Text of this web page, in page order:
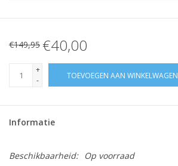
€149,95 €40,00
+
-
TOEVOEGEN AAN WINKELWAGEN
Informatie
Beschikbaarheid: Op voorraad